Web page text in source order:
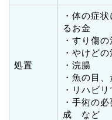
処置
・体の症
るお金
・すり傷の
・やけどの
・浣腸
・魚の目
・リハビ
・手術の
成 など